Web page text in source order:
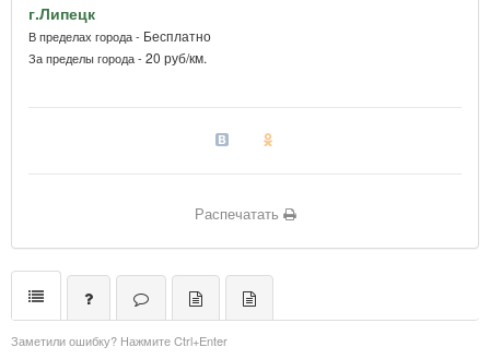
г.Липецк
В пределах города - Бесплатно
За пределы города - 20 руб/км.
Распечатать
Заметили ошибку? Нажмите Ctrl+Enter